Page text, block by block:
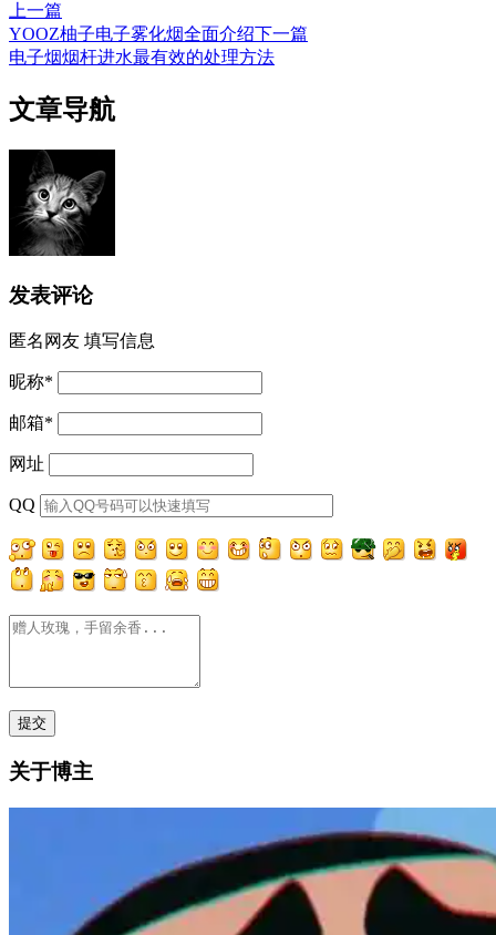
上一篇
YOOZ柚子电子雾化烟全面介绍下一篇
电子烟烟杆进水最有效的处理方法
文章导航
发表评论
匿名网友 填写信息
昵称*
邮箱*
网址
QQ
关于博主